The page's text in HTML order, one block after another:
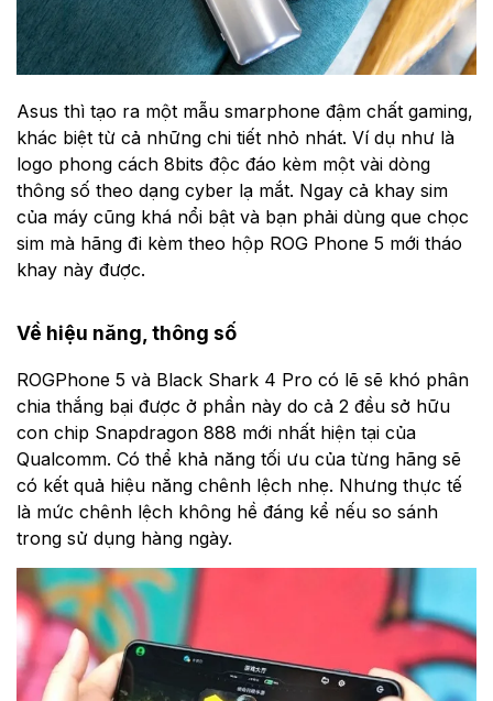
Asus thì tạo ra một mẫu smarphone đậm chất gaming,
khác biệt từ cả những chi tiết nhỏ nhát. Ví dụ như là
logo phong cách 8bits độc đáo kèm một vài dòng
thông số theo dạng cyber lạ mắt. Ngay cả khay sim
của máy cũng khá nổi bật và bạn phải dùng que chọc
sim mà hãng đi kèm theo hộp ROG Phone 5 mới tháo
khay này được.
Về hiệu năng, thông số
ROGPhone 5 và Black Shark 4 Pro có lẽ sẽ khó phân
chia thắng bại được ở phần này do cả 2 đều sở hữu
con chip Snapdragon 888 mới nhất hiện tại của
Qualcomm. Có thể khả năng tối ưu của từng hãng sẽ
có kết quả hiệu năng chênh lệch nhẹ. Nhưng thực tế
là mức chênh lệch không hề đáng kể nếu so sánh
trong sử dụng hàng ngày.